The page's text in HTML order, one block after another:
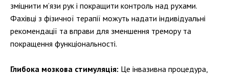
зміцнити м’язи рук і покращити контроль над рухами.
Фахівці з фізичної терапії можуть надати індивідуальні
рекомендації та вправи для зменшення тремору та
покращення функціональності.
Глибока мозкова стимуляція: Це інвазивна процедура,